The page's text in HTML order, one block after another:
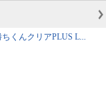
くんクリアPLUS L...